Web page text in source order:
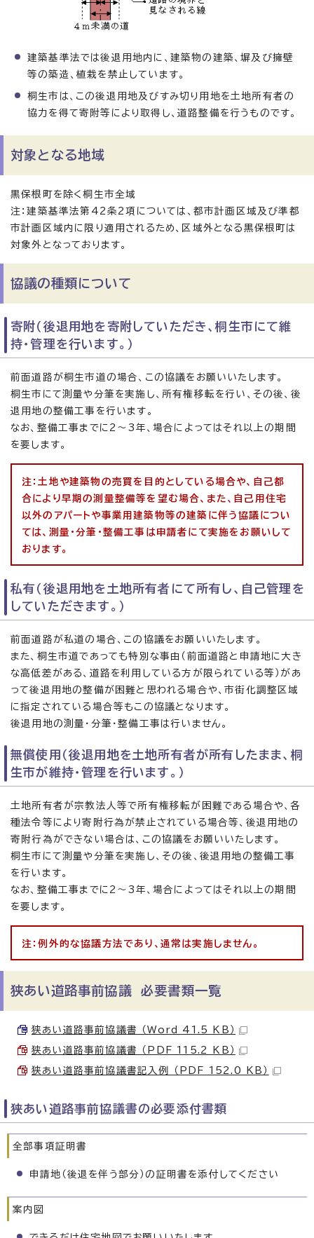
建築基準法では後退用地内に、建築物の建築、塀及び擁壁
等の築造、植栽を禁止しています。
桐生市は、この後退用地及びすみ切り用地を土地所有者の
協力を得て寄附等により取得し、道路整備を行うものです。
対象となる地域
黒保根町を除く桐生市全域
注：建築基準法第42条2項については、都市計画区域及び準都
市計画区域内に限り適用されるため、区域外となる黒保根町は
対象外となっております。
協議の種類について
寄附（後退用地を寄附していただき、桐生市にて維
持・管理を行います。）
前面道路が桐生市道の場合、この協議をお願いいたします。
桐生市にて測量や分筆を実施し、所有権移転を行い、その後、後
退用地の整備工事を行います。
なお、整備工事までに2〜3年、場合によってはそれ以上の期間
を要します。
注：土地や建築物の売買を目的としている場合や、自己都
合により早期の測量整備等を望む場合、また、自己用住宅
以外のアパートや事業用建築物等の建築に伴う協議につい
ては、測量・分筆・整備工事は申請者にて実施をお願いして
おります。
私有（後退用地を土地所有者にて所有し、自己管理を
していただきます。）
前面道路が私道の場合、この協議をお願いいたします。
また、桐生市道であっても特別な事由（前面道路と申請地に大き
な高低差がある、道路を利用している方が限られている等）があ
って後退用地の整備が困難と思われる場合や、市街化調整区域
に指定されている場合等もこの協議となります。
後退用地の測量・分筆・整備工事は行いません。
無償使用（後退用地を土地所有者が所有したまま、桐
生市が維持・管理を行います。）
土地所有者が宗教法人等で所有権移転が困難である場合や、各
種法令等により寄附行為が禁止されている場合等、後退用地の
寄附行為ができない場合は、この協議をお願いいたします。
桐生市にて測量や分筆を実施し、その後、後退用地の整備工事
を行います。
なお、整備工事までに2〜3年、場合によってはそれ以上の期間
を要します。
注：例外的な協議方法であり、通常は実施しません。
狭あい道路事前協議 必要書類一覧
狭あい道路事前協議書 （Word 41.5 KB）
狭あい道路事前協議書 （PDF 115.2 KB）
狭あい道路事前協議書記入例 （PDF 152.0 KB）
狭あい道路事前協議書の必要添付書類
全部事項証明書
申請地（後退を伴う部分）の証明書を添付してください
案内図